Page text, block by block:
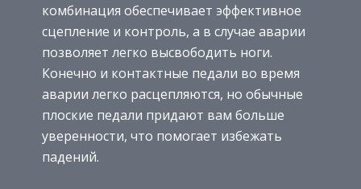
комбинация обеспечивает эффективное
сцепление и контроль, а в случае аварии
позволяет легко высвободить ноги.
Конечно и контактные педали во время
аварии легко расцепляются, но обычные
плоские педали придают вам больше
уверенности, что помогает избежать
падений.